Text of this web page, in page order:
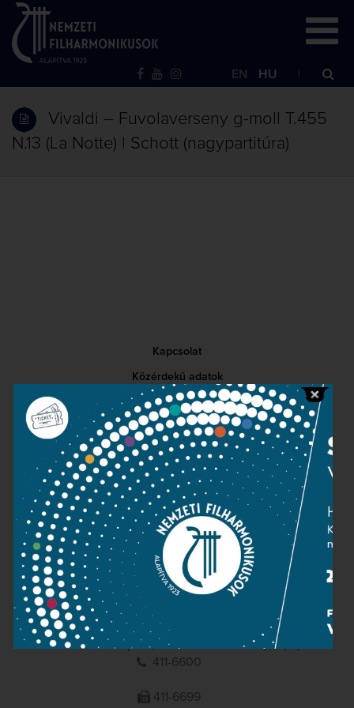
EN HU
Vivaldi – Fuvolaverseny g-moll T.455
N.13 (La Notte) | Schott (nagypartitúra)
Kapcsolat
Közérdekű adatok
Sajtószoba
Adatvédelem
Impresszum
NEMZETI
FILHARMONIKUSOK
1095 Budapest, Komor Marcell u. 1. (Müpa)
411-6600
411-6699